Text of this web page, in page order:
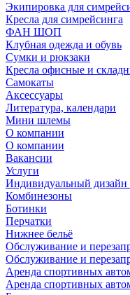
Экипировка для
Кресла для симрейсинга
ФАН ШОП
Клубная одежда и обувь
Сумки и рюкзаки
Кресла офисные и
Самокаты
Аксессуары
Литература, календари
Мини шлемы
О компании
О компании
Вакансии
Услуги
Индивидуальный дизайн
Комбинезоны
Ботинки
Перчатки
Нижнее бельё
Обслуживание и
Обслуживание и
Аренда спортивных
Аренда спортивных